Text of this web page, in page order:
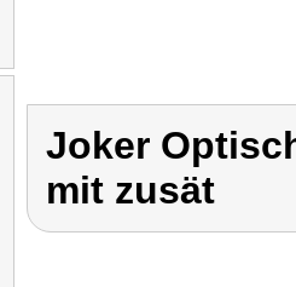
Joker
mit zusät